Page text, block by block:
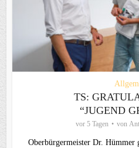
TS:
“JUGEND
vor 5 Tagen von
Oberbürgermeister Dr.